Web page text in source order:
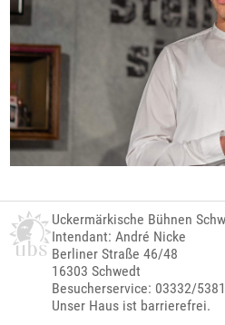
Uckermärkische Bühnen
Intendant: André Nicke
Berliner Straße 46/48
16303 Schwedt
Besucherservice: 03332/
Unser Haus ist barrierefrei.